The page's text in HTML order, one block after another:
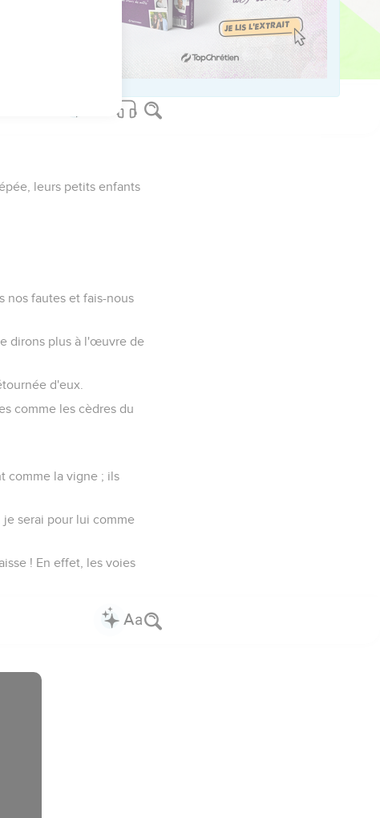
se lèvera du
de tous les objets
leurs petits enfants
nos fautes et fais-nous
dirons plus à l'œuvre de
d'eux.
comme les cèdres du
comme la vigne ; ils
je serai pour lui comme
! En effet, les voies